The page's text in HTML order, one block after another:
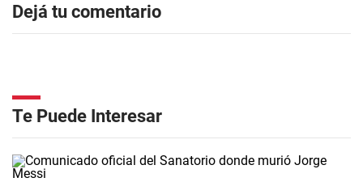
Dejá tu comentario
Te Puede Interesar